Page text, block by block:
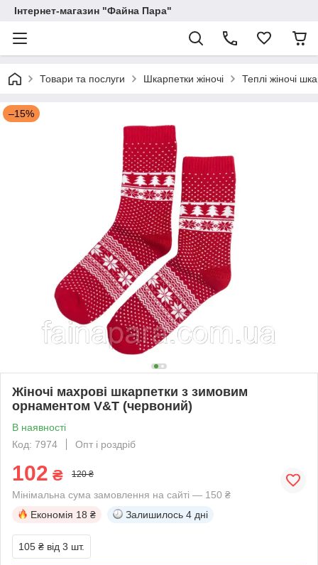
Інтернет-магазин "Файна Пара"
Товари та послуги Шкарпетки жіночі Теплі жіночі
–15%
Жіночі махрові шкарпетки з зимовим
орнаментом V&T (червоний)
В наявності
Код: 7974
Опт і роздріб
102 ₴ 120 ₴
Мінімальна сума замовлення на сайті — 150 ₴
Економія 18 ₴ Залишилось 4 дні
105 ₴ від 3 шт.